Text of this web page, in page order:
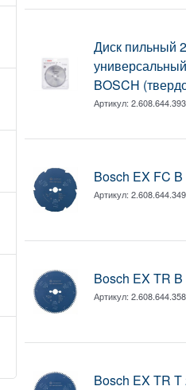
Диск пильный
BOSCH
Артикул:2.608.644.393
Bosch EX FC
Артикул:2.608.644.349
Bosch EX TR
Артикул:2.608.644.358
Bosch EX TR